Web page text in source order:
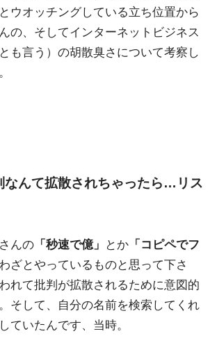
ウオッチングしている立ち位置から
の、そしてインターネットビジネス
も言う）の胡散臭さについて考察し
なんて拡散されちゃったら…リス
んの 「秒速で億」 とか 「コピペでフ
ざとやっているものと思って下さ
れて批判が拡散されるために意図的
そして、自分の名前を検索してくれ
ていたんです、当時。